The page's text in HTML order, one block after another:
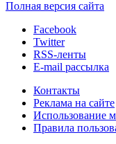
Полная версия сайта
Facebook
Twitter
RSS-ленты
E-mail рассылка
Контакты
Реклама на сайте
Использование
Правила